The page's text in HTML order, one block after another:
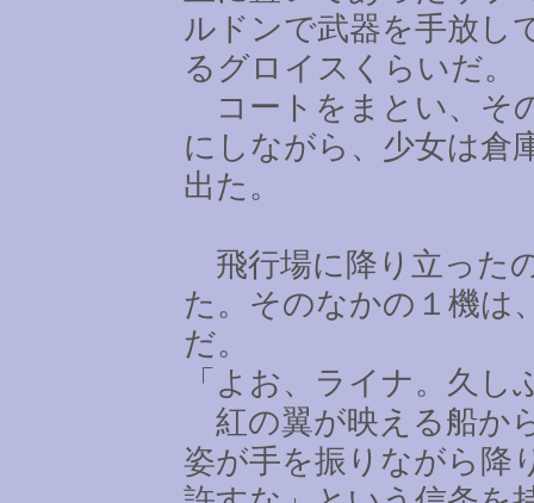
ルドンで武器を手放し
るグロイスくらいだ。
コートをまとい、そ
にしながら、少女は倉
出た。
飛行場に降り立った
た。そのなかの１機は
だ。
「よお、ライナ。久し
紅の翼が映える船か
姿が手を振りながら降